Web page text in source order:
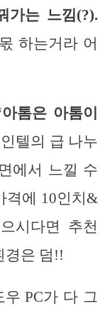
가는 느낌(?).
하는거라 어
톰은 아톰이
텔의 급 나누
에서 느낄 수
격에 10인치&
시다면 추천
경은 덤!!
PC가 다 그